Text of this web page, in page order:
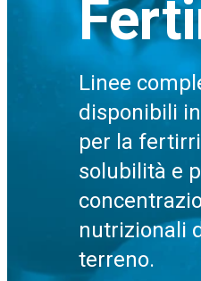
Linee
disponibili
per la
solubilità e
nutrizionali
terreno.